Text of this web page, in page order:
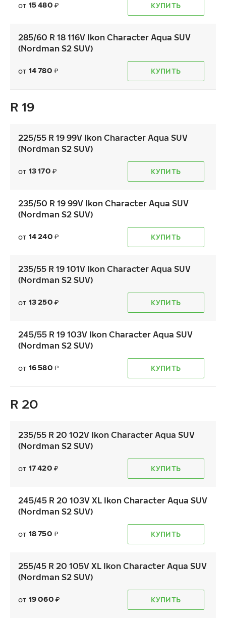
от 15 480 ₽ КУПИТЬ
285/60 R 18 116V Ikon Character Aqua SUV
(Nordman S2 SUV)
от 14 780 ₽ КУПИТЬ
R 19
225/55 R 19 99V Ikon Character Aqua SUV
(Nordman S2 SUV)
от 13 170 ₽ КУПИТЬ
235/50 R 19 99V Ikon Character Aqua SUV
(Nordman S2 SUV)
от 14 240 ₽ КУПИТЬ
235/55 R 19 101V Ikon Character Aqua SUV
(Nordman S2 SUV)
от 13 250 ₽ КУПИТЬ
245/55 R 19 103V Ikon Character Aqua SUV
(Nordman S2 SUV)
от 16 580 ₽ КУПИТЬ
R 20
235/55 R 20 102V Ikon Character Aqua SUV
(Nordman S2 SUV)
от 17 420 ₽ КУПИТЬ
245/45 R 20 103V XL Ikon Character Aqua SUV
(Nordman S2 SUV)
от 18 750 ₽ КУПИТЬ
255/45 R 20 105V XL Ikon Character Aqua SUV
(Nordman S2 SUV)
от 19 060 ₽ КУПИТЬ